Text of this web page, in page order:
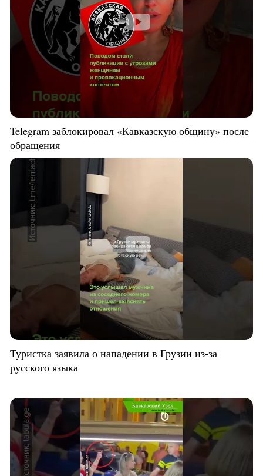
Telegram заблокировал «Кавказскую общину» после
обращения
Туристка заявила о нападении в Грузии из-за
русского языка